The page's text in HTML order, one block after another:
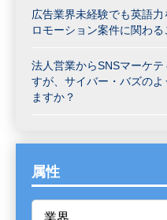
広告業界未経験でも英語
ロモーション案件に関わ
法人営業からSNSマーケ
すが、サイバー・バズの
ますか？
属性